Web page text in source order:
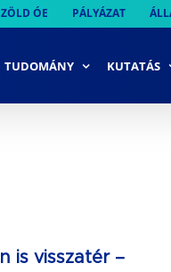
ZÖLD ÓE PÁLYÁZAT
TUDOMÁNY KUTATÁS
is visszatér –